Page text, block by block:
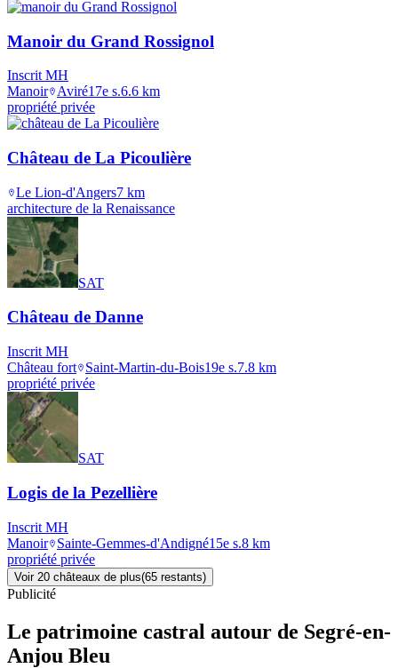
Manoir du Grand Rossignol
Inscrit MH
Manoir
Aviré17e s.6.6 km
propriété privée
Château de La Picoulière
Le Lion-d'Angers7 km
architecture de la Renaissance
SAT
Château de Danne
Inscrit MH
Château fort
Saint-Martin-du-Bois19e s.7.8 km
propriété privée
SAT
Logis de la Pezellière
Inscrit MH
Manoir
Sainte-Gemmes-d'Andigné15e s.8 km
propriété privée
Voir 20 châteaux de plus(65 restants)
Publicité
Le patrimoine castral autour de Segré-en-
Anjou Bleu